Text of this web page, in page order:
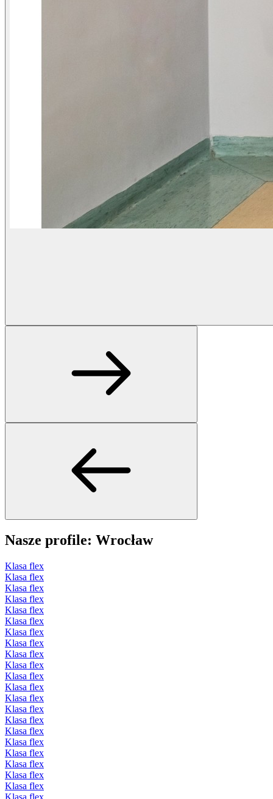
Nasze profile: Wrocław
Klasa flex
Klasa flex
Klasa flex
Klasa flex
Klasa flex
Klasa flex
Klasa flex
Klasa flex
Klasa flex
Klasa flex
Klasa flex
Klasa flex
Klasa flex
Klasa flex
Klasa flex
Klasa flex
Klasa flex
Klasa flex
Klasa flex
Klasa flex
Klasa flex
Klasa flex